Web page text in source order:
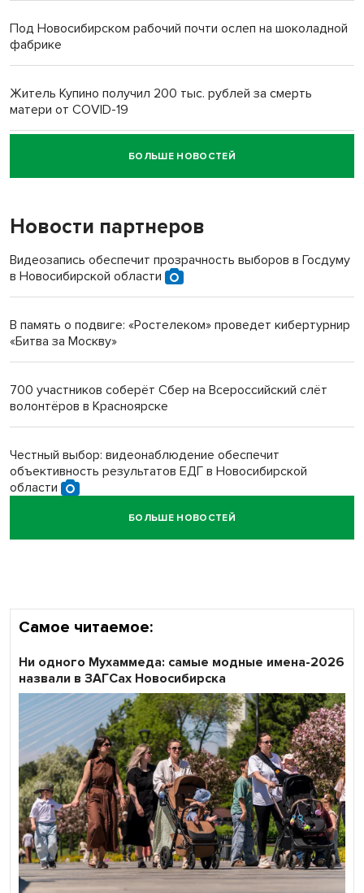
Под Новосибирском рабочий почти ослеп на шоколадной
фабрике
Житель Купино получил 200 тыс. рублей за смерть
матери от COVID-19
Новосибирский суд наказал водителя за смерть
пенсионерки на вокзале
«Мы живём на пастбище!»: в новосибирском селе лошади
терроризируют жителей
Инвалид получил условный срок за избиение врачей
БОЛЬШЕ НОВОСТЕЙ
Новости партнеров
Видеозапись обеспечит прозрачность выборов в Госдуму
в Новосибирской области
В память о подвиге: «Ростелеком» проведет кибертурнир
«Битва за Москву»
700 участников соберёт Сбер на Всероссийский слёт
волонтёров в Красноярске
Честный выбор: видеонаблюдение обеспечит
объективность результатов ЕДГ в Новосибирской
области
Кибертанки пошли в бой: «Ростелеком» объявляет
БОЛЬШЕ НОВОСТЕЙ
Самое читаемое:
Ни одного Мухаммеда: самые модные имена-2026
назвали в ЗАГСах Новосибирска